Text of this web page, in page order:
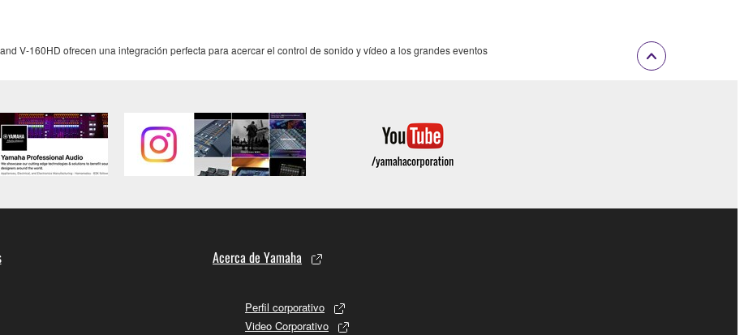
V-160HD ofrecen una integración perfecta para acercar el control de sonido y vídeo a los grandes eventos
Acerca de Yamaha
Perfil corporativo
Video Corporativo